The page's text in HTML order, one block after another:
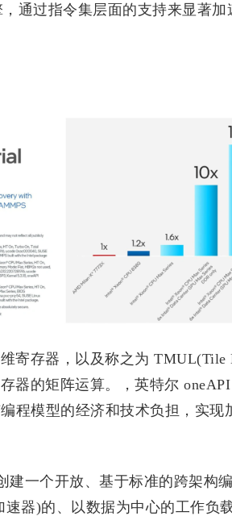
通过指令集层面的支持来显著
存器，以及称之为 TMUL(Tile
器的矩阵运算。，英特尔
程模型的经济和技术负担，实现
一个开放、基于标准的跨架构
速器)的、以数据为中心的工作负